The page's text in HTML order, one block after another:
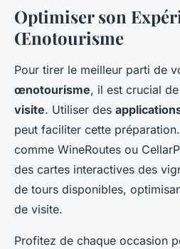
Optimiser son
Œnotourisme
Pour tirer le meilleur parti de
œnotourisme, il est crucial
visite. Utiliser des
peut faciliter cette
comme WineRoutes ou
des cartes interactives des
de tours disponibles,
de visite.
Profitez de chaque occasion